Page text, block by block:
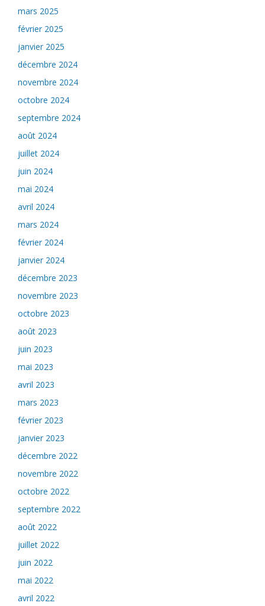
mars 2025
février 2025
janvier 2025
décembre 2024
novembre 2024
octobre 2024
septembre 2024
août 2024
juillet 2024
juin 2024
mai 2024
avril 2024
mars 2024
février 2024
janvier 2024
décembre 2023
novembre 2023
octobre 2023
août 2023
juin 2023
mai 2023
avril 2023
mars 2023
février 2023
janvier 2023
décembre 2022
novembre 2022
octobre 2022
septembre 2022
août 2022
juillet 2022
juin 2022
mai 2022
avril 2022